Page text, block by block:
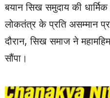
बयान सिख समुदाय की
लोकतंत्र के प्रति असम्मान
दौरान, सिख समाज ने
सौंपा।